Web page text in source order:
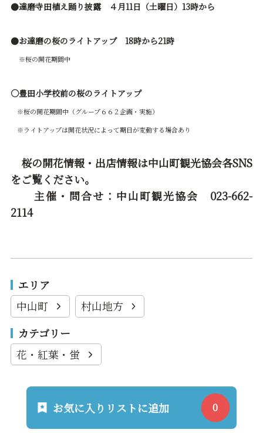
●達磨寺田植え踊り披露 ４月11日（土曜日）13時から
●お達磨の桜のライトアップ 18時から21時
※桜の開花期間中
○豊田小学校前の桜のライトアップ
※桜の開花期間中（グループ６６２企画・実施）
※ライトアップは開花状況によって期日が変動する場合あり
桜の開花情報・出店情報は中山町観光協会各SNS
をご覧ください。
主催・問合せ：中山町観光協会 023-662-
2114
エリア
中山町
村山地方
カテゴリー
花・紅葉・蛍
お気に入りリストに追加